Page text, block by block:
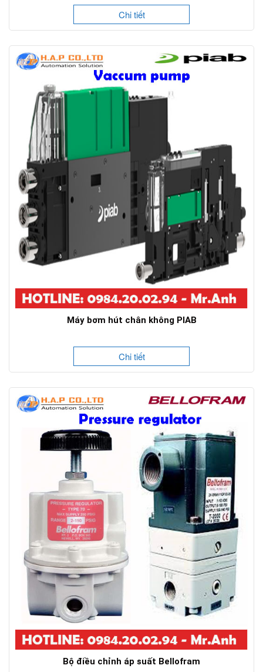
Chi tiết
Máy bơm hút chân không PIAB
Chi tiết
Bộ điều chỉnh áp suất Bellofram